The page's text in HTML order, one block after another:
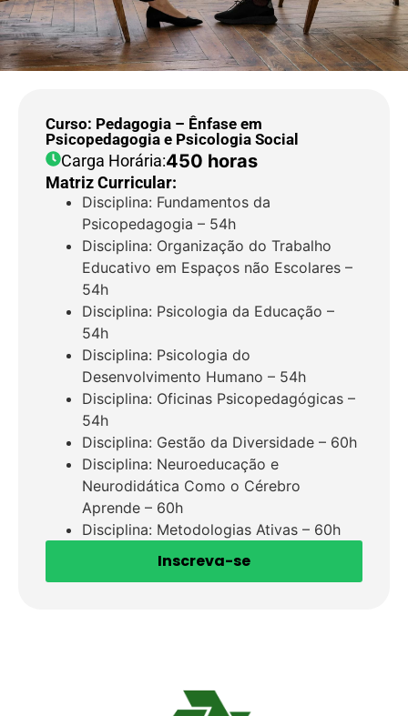
Curso: Pedagogia – Ênfase em
Psicopedagogia e Psicologia Social
Carga Horária:450 horas
Matriz Curricular:
Disciplina: Fundamentos da
Psicopedagogia – 54h
Disciplina: Organização do Trabalho
Educativo em Espaços não Escolares –
54h
Disciplina: Psicologia da Educação –
54h
Disciplina: Psicologia do
Desenvolvimento Humano – 54h
Disciplina: Oficinas Psicopedagógicas –
54h
Disciplina: Gestão da Diversidade – 60h
Disciplina: Neuroeducação e
Neurodidática Como o Cérebro
Aprende – 60h
Disciplina: Metodologias Ativas – 60h
Inscreva-se